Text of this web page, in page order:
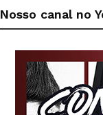
Nosso canal no